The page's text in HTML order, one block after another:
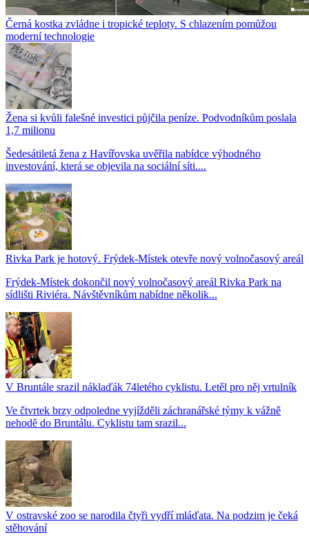
Černá kostka zvládne i tropické teploty. S chlazením pomůžou
moderní technologie
Žena si kvůli falešné investici půjčila peníze. Podvodníkům poslala
1,7 milionu
Šedesátiletá žena z Havířovska uvěřila nabídce výhodného
investování, která se objevila na sociální síti....
Rivka Park je hotový. Frýdek-Místek otevře nový volnočasový areál
Frýdek-Místek dokončil nový volnočasový areál Rivka Park na
sídlišti Riviéra. Návštěvníkům nabídne několik...
V Bruntále srazil náklaďák 74letého cyklistu. Letěl pro něj vrtulník
Ve čtvrtek brzy odpoledne vyjížděli záchranářské týmy k vážně
nehodě do Bruntálu. Cyklistu tam srazil...
V ostravské zoo se narodila čtyři vydří mláďata. Na podzim je čeká
stěhování